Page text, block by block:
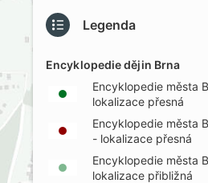
Legenda
Encyklopedie dějin Brna
Encyklopedie města
lokalizace přesná
Encyklopedie města
- lokalizace přesná
Encyklopedie města
lokalizace přibližná